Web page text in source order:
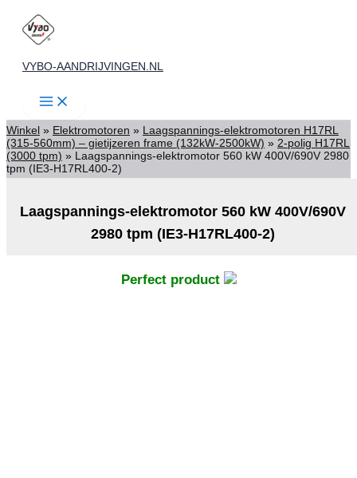
naar
VYBO-AANDRIJVINGEN.NL
Winkel » Elektromotoren » Laagspannings-elektromotoren H17RL
(315-560mm) – gietijzeren frame (132kW-2500kW) » 2-polig H17RL
(3000 tpm) » Laagspannings-elektromotor 560 kW 400V/690V 2980
tpm (IE3-H17RL400-2)
Laagspannings-elektromotor 560 kW 400V/690V
2980 tpm (IE3-H17RL400-2)
Perfect product